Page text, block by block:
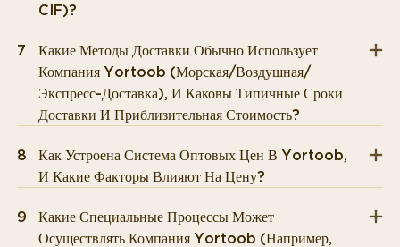
CIF)?
7
Какие Методы Доставки Обычно Использует
Компания Yortoob (морская/воздушная/
Экспресс-Доставка), И Каковы Типичные Сроки
Доставки И Приблизительная Стоимость?
8
Как Устроена Система Оптовых Цен В Yortoob,
И Какие Факторы Влияют На Цену?
9
Какие Специальные Процессы Может
Осуществлять Компания Yortoob (например,